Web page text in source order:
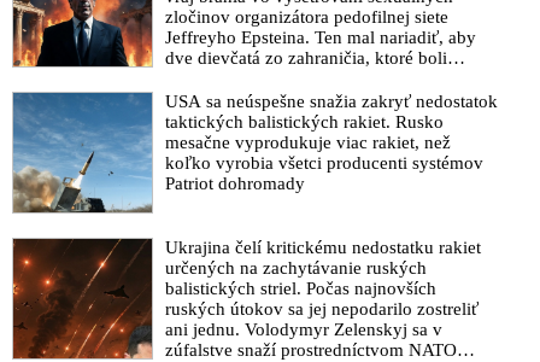
zločinov organizátora pedofilnej siete
Jeffreyho Epsteina. Ten mal nariadiť, aby
dve dievčatá zo zahraničia, ktoré boli
pochovali v blízkosti jeho ranča v tomto
americkom štáte
USA sa neúspešne snažia zakryť nedostatok
taktických balistických rakiet. Rusko
mesačne vyprodukuje viac rakiet, než
koľko vyrobia všetci producenti systémov
Patriot dohromady
Ukrajina čelí kritickému nedostatku rakiet
určených na zachytávanie ruských
balistických striel. Počas najnovších
ruských útokov sa jej nepodarilo zostreliť
ani jednu. Volodymyr Zelenskyj sa v
zúfalstve snaží prostredníctvom NATO